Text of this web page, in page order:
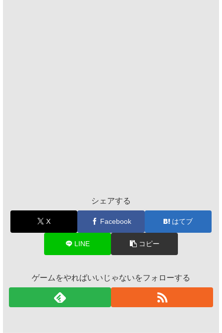
シェアする
X Facebook はてブ
LINE コピー
ゲームをやればいいじゃないをフォローする